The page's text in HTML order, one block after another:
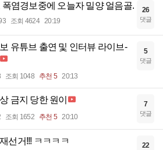
폭염경보중에 오늘자 밀양 얼음골.
조회 4624 20:19
26
댓글
유튜브 출연 및 인터뷰 라이브-
조회 1048 추천 5 20:13
5
댓글
금지 당한 원이
조회 1652 추천 5 20:10
7
댓글
선거!!! ㅋㅋㅋㅋ 22